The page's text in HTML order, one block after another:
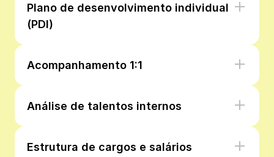
Plano de desenvolvimento individual
(PDI)
Acompanhamento 1:1
Análise de talentos internos
Estrutura de cargos e salários